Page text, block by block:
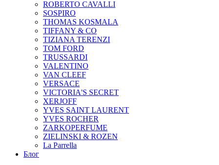
ROBERTO CAVALLI
SOSPIRO
THOMAS KOSMALA
TIFFANY & CO
TIZIANA TERENZI
TOM FORD
TRUSSARDI
VALENTINO
VAN CLEEF
VERSACE
VICTORIA'S SECRET
XERJOFF
YVES SAINT LAURENT
YVES ROCHER
ZARKOPERFUME
ZIELINSKI & ROZEN
La Parrella
Блог